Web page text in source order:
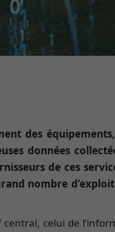
des
données
de ces
nombre
celui de